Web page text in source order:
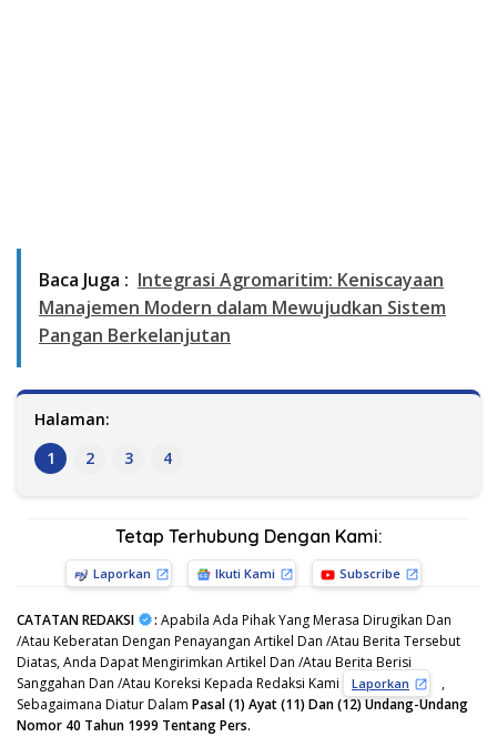
Baca Juga : Integrasi Agromaritim: Keniscayaan
Manajemen Modern dalam Mewujudkan Sistem
Pangan Berkelanjutan
Halaman:
1
2 3 4
Tetap Terhubung Dengan Kami:
Laporkan Ikuti Kami Subscribe
CATATAN REDAKSI : Apabila Ada Pihak Yang Merasa Dirugikan Dan
/Atau Keberatan Dengan Penayangan Artikel Dan /Atau Berita Tersebut
Diatas, Anda Dapat Mengirimkan Artikel Dan /Atau Berita Berisi
Sanggahan Dan /Atau Koreksi Kepada Redaksi Kami
Laporkan
,
Sebagaimana Diatur Dalam Pasal (1) Ayat (11) Dan (12) Undang-Undang
Nomor 40 Tahun 1999 Tentang Pers.